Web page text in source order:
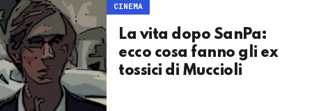
CINEMA
La vita dopo SanPa:
ecco cosa fanno gli ex
tossici di Muccioli